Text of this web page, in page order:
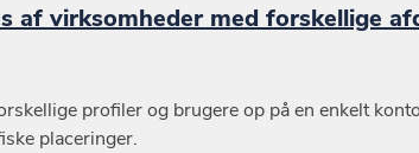
af virksomheder med forskellige
profiler og brugere op på en enkelt
placeringer.